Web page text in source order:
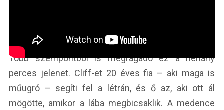
Több szempontból is megragadó ez a néhány
perces jelenet. Cliff-et 20 éves fia – aki maga is
műugró – segíti fel a létrán, és ő az, aki ott ál
mögötte, amikor a lába megbicsaklik. A medence